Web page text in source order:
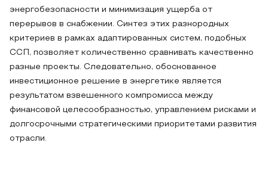
энергобезопасности и минимизация ущерба от
перерывов в снабжении. Синтез этих разнородных
критериев в рамках адаптированных систем, подобных
ССП, позволяет количественно сравнивать качественно
разные проекты. Следовательно, обоснованное
инвестиционное решение в энергетике является
результатом взвешенного компромисса между
финансовой целесообразностью, управлением рисками и
долгосрочными стратегическими приоритетами развития
отрасли.